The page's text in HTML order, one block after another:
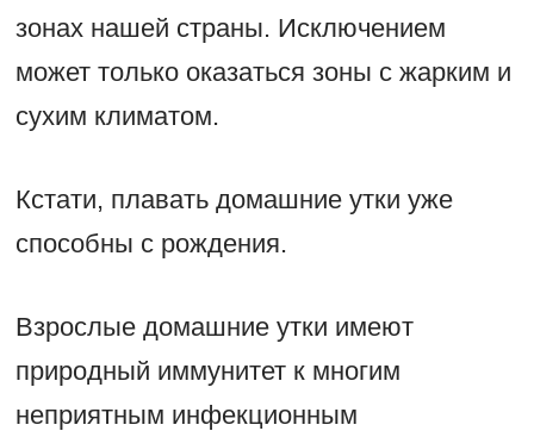
зонах нашей страны. Исключением
может только оказаться зоны с жарким и
сухим климатом.
Кстати, плавать домашние утки уже
способны с рождения.
Взрослые домашние утки имеют
природный иммунитет к многим
неприятным инфекционным